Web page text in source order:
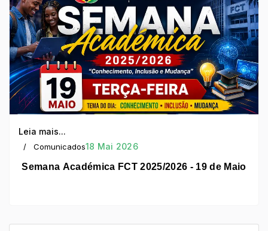
Semana Académica FCT 2025/2026 - 19 de Maio
Comunicados18 Mai 2026
Leia mais...